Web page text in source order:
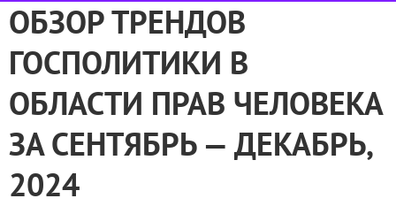
ОБЗОР ТРЕНДОВ
ГОСПОЛИТИКИ В
ОБЛАСТИ ПРАВ ЧЕЛОВЕКА
ЗА СЕНТЯБРЬ — ДЕКАБРЬ,
2024